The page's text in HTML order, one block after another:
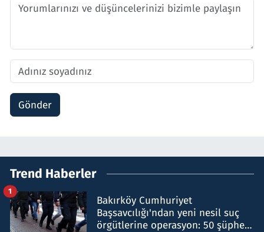
Gönder
Trend Haberler
Bakırköy Cumhuriyet
Başsavcılığı'ndan yeni nesil suç
örgütlerine operasyon: 50 şüpheli
1